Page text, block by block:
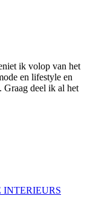
ik volop van het
en lifestyle en
Graag deel ik al het